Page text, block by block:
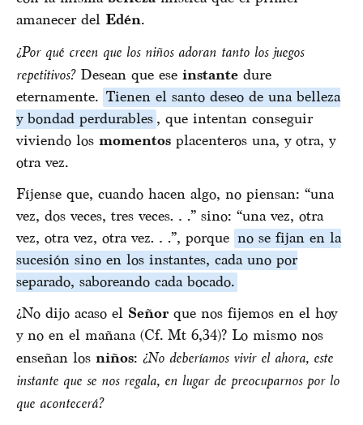
amanecer del Edén.
¿Por qué creen que los niños adoran tanto los juegos
repetitivos?Desean que ese instante dure
eternamente. Tienen el santo deseo de una belleza
y bondad perdurables , que intentan conseguir
viviendo los momentos placenteros una, y otra, y
otra vez.
Fíjense que, cuando hacen algo, no piensan: “una
vez, dos veces, tres veces…” sino: “una vez, otra
vez, otra vez, otra vez…”, porque no se fijan en la
sucesión sino en los instantes, cada uno por
separado, saboreando cada bocado.
¿No dijo acaso el Señor que nos fijemos en el hoy
y no en el mañana (Cf. Mt 6,34)? Lo mismo nos
enseñan los niños: ¿No deberíamos vivir el ahora, este
instante que se nos regala, en lugar de preocuparnos por lo
que acontecerá?